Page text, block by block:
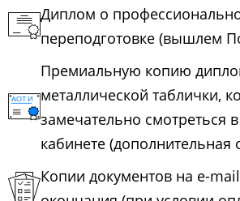
Диплом о
переподготовке (вышлем
Премиальную копию
металлической таблички,
замечательно смотреться
кабинете (дополнительная
Копии документов на e-